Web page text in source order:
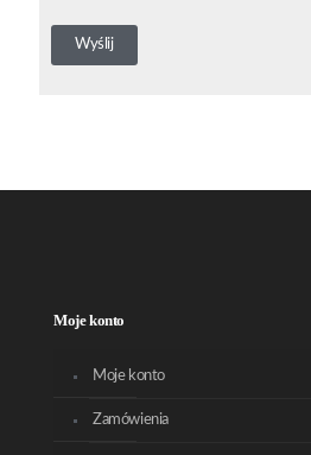
Moje konto
Moje konto
Zamówienia